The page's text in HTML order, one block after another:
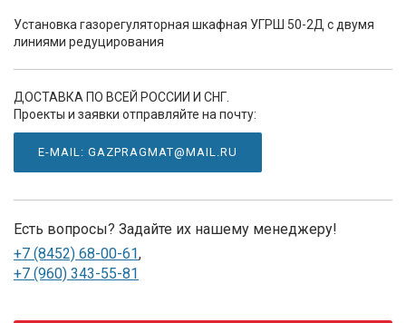
Установка газорегуляторная шкафная УГРШ 50-2Д с двумя
линиями редуцирования
ДОСТАВКА ПО ВСЕЙ РОССИИ И СНГ.
Проекты и заявки отправляйте на почту:
E-MAIL: GAZPRAGMAT@MAIL.RU
Есть вопросы? Задайте их нашему менеджеру!
+7 (8452) 68-00-61,
+7 (960) 343-55-81